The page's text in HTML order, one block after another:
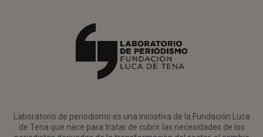
Laboratorio de periodismo es una iniciativa de la Fundación Luca
de Tena que nace para tratar de cubrir las necesidades de los